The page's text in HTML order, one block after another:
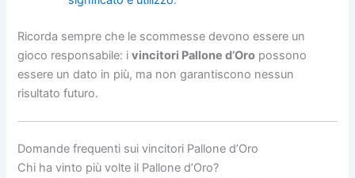
Ricorda sempre che le scommesse devono essere un
gioco responsabile: ivincitori Pallone d’Oro possono
essere un dato in più, ma non garantiscono nessun
risultato futuro.
Domande frequenti sui vincitori Pallone d’Oro
Chi ha vinto più volte il Pallone d’Oro?